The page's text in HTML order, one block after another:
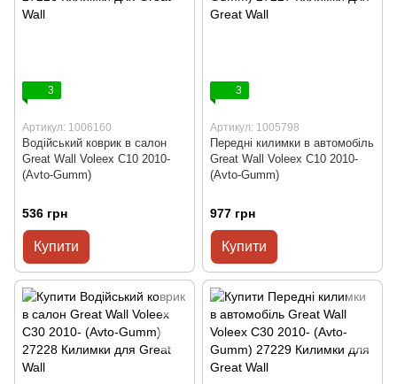
3
Артикул: 1006160
Водійський коврик в салон
Great Wall Voleex C10 2010-
(Avto-Gumm)
536 грн
Купити
3
Артикул: 1005798
Передні килимки в автомобіль
Great Wall Voleex C10 2010-
(Avto-Gumm)
977 грн
Купити